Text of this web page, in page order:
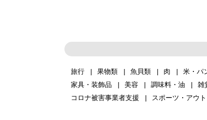
旅行 果物類 魚貝類 肉 米・パ
家具・装飾品
美容 調味料・油 雑
コロナ被害事業者支援
スポーツ・アウ